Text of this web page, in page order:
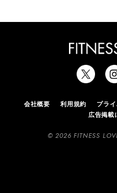
会社概要 利用規約 プラ
広告掲載
© 2026 FITNESS